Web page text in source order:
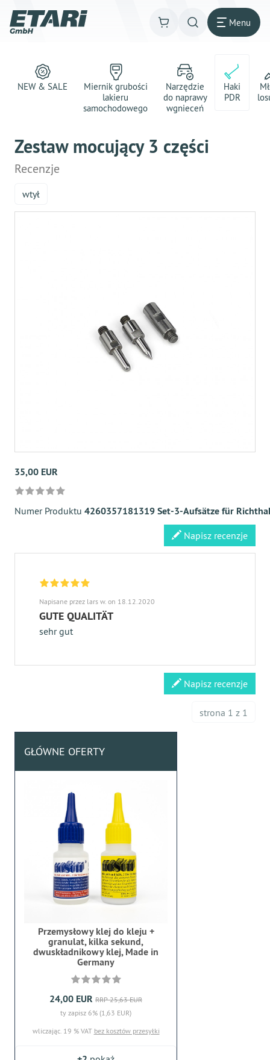
Menu
NEW & SALE
Miernik grubości
lakieru
samochodowego
Narzędzie
do naprawy
wgnieceń
Haki
PDR
Zestaw mocujący 3 części
Recenzje
wtył
35,00 EUR
Numer Produktu 4260357181319 Set-3-Aufsätze für
Napisz recenzje
Napisane przez lars w. on 18.12.2020
GUTE QUALITÄT
sehr gut
Napisz recenzje
strona 1 z 1
GŁÓWNE OFERTY
Przemysłowy klej do kleju +
granulat, kilka sekund,
dwuskładnikowy klej, Made in
Germany
24,00 EUR RRP 25,63 EUR
ty zapisz 6% (1,63 EUR)
wliczając. 19 % VAT bez kosztów przesyłki